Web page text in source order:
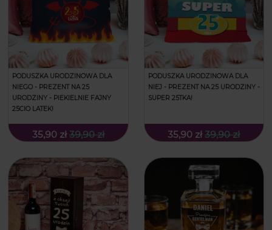
PODUSZKA URODZINOWA DLA
NIEGO - PREZENT NA 25
URODZINY - PIEKIELNIE FAJNY
25CIO LATEK!
35,90 zł 39,90 zł
PODUSZKA URODZINOWA DLA
NIEJ - PREZENT NA 25 URODZINY -
SUPER 25TKA!
35,90 zł 39,90 zł